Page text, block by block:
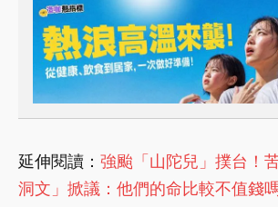
延伸閱讀： 強颱「山陀兒」撲台！
洞文」掀議：他們的命比較不值錢